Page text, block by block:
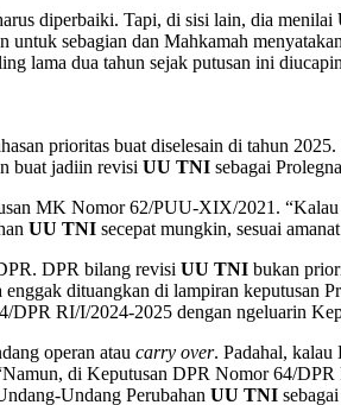
diperbaiki. Tapi, di sisi lain, dia menilai
untuk sebagian dan Mahkamah
lama dua tahun sejak putusan ini
prioritas buat diselesain di tahun
buat jadiin revisi UU TNI sebagai
MK Nomor 62/PUU-XIX/2021. “Kalau
UU TNI secepat mungkin, sesuai
DPR bilang revisi UU TNI bukan
enggak dituangkan di lampiran keputusan
RI/I/2024-2025 dengan ngeluarin
operan atau carry over. Padahal, kalau
di Keputusan DPR Nomor 64/
Undang Perubahan UU TNI